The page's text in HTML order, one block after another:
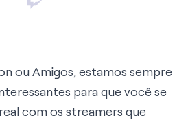
ou Amigos, estamos sempre
para que você se
com os streamers que